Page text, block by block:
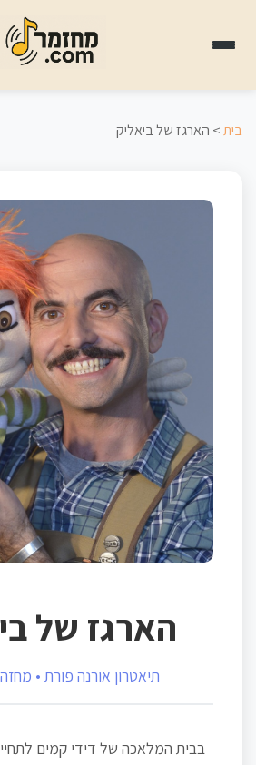
בית> הארגז של ביאליק
הארגז של
תיאטרון אורנה פורת •
בבית המלאכה של דידי קמים